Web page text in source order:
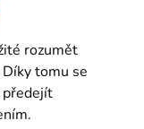
rozumět
tomu se
předejít